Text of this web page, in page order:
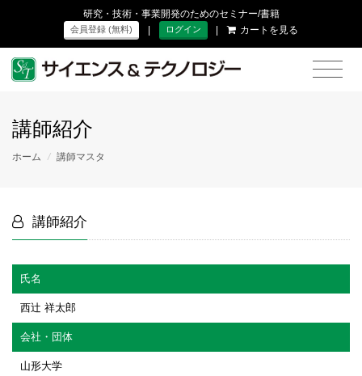
研究・技術・事業開発のためのセミナー/書籍
会員登録 (無料) | ログイン | カートを見る
講師紹介
ホーム / 講師マスタ
講師紹介
氏名
西辻 祥太郎
会社・団体
山形大学